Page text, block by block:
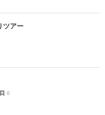
アー
0